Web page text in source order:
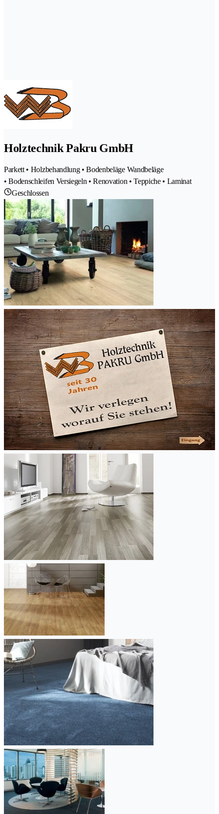
Holztechnik Pakru GmbH
Parkett • Holzbehandlung • Bodenbeläge Wandbeläge
• Bodenschleifen Versiegeln • Renovation • Teppiche • Laminat
Geschlossen